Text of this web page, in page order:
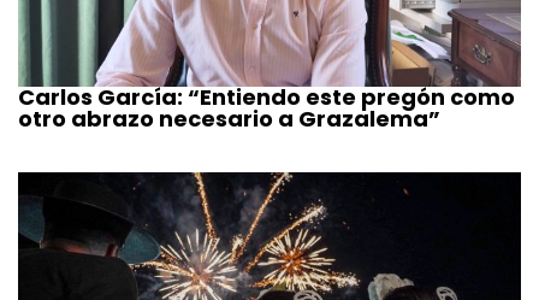
Carlos García: “Entiendo este pregón como
otro abrazo necesario a Grazalema”